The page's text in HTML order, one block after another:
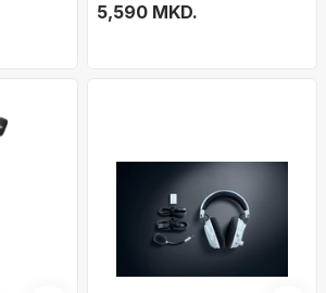
A
Bluetooth, me mikrofon, të
5,590 MKD.